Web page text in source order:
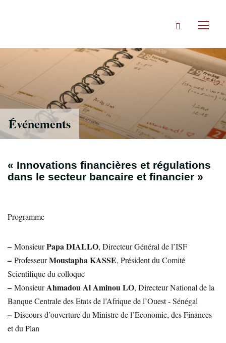
Rechercher
Événements
« Innovations financières et régulations
dans le secteur bancaire et financier »
Programme
– MonsieurPapa DIALLO, Directeur Général de l’ISF
– ProfesseurMoustapha KASSE, Président du Comité
Scientifique du colloque
– MonsieurAhmadou Al Aminou LO, Directeur National de la
Banque Centrale des Etats de l’Afrique de l’Ouest - Sénégal
– Discours d’ouverture du Ministre de l’Economie, des Finances
et du Plan